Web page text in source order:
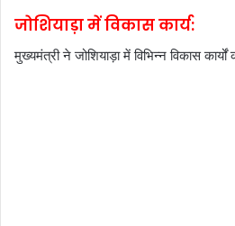
जोशियाड़ा में विकास कार्य:
मुख्यमंत्री ने जोशियाड़ा में विभिन्न विकास कार्यों